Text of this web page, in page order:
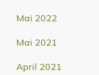
Mai 2022
Mai 2021
April 2021